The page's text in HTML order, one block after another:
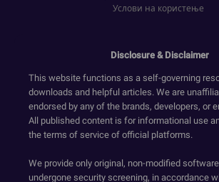
Услови на користење
Disclosure & Disclaimer
This website functions as a self-governing
downloads and helpful articles. We are
endorsed by any of the brands, developers, or
All published content is for informational use
the terms of service of official platforms.
We provide only original, non-modified
undergone security screening, in accordance